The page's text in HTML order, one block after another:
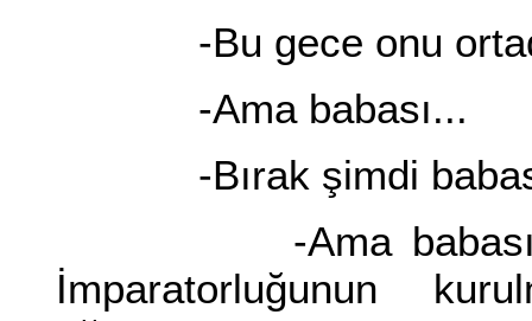
-Bu gece onu
-Ama babası...
-Bırak şimdi
-Ama babası çok
İmparatorluğunun